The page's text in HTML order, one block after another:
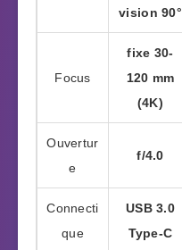
vision 90°
Focus
fixe 30-
120 mm
(4K)
Ouvertur
e
f/4.0
Connecti
que
USB 3.0
Type-C